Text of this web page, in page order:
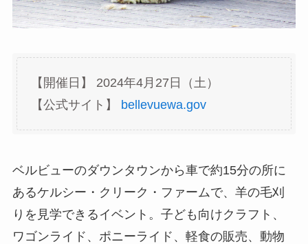
【開催日】 2024年4月27日（土）
【公式サイト】
bellevuewa.gov
ベルビューのダウンタウンから車で約15分の所に
あるケルシー・クリーク・ファームで、羊の毛刈
りを見学できるイベント。子ども向けクラフト、
ワゴンライド、ポニーライド、軽食の販売、動物